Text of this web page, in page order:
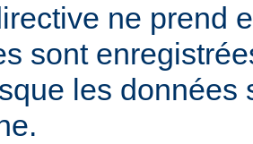
ne prend
sont
les données